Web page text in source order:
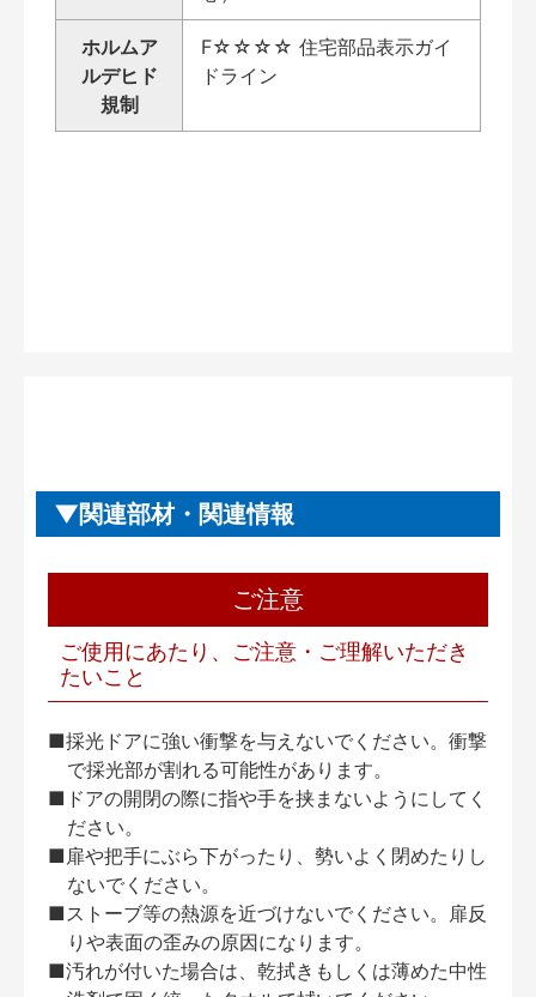
ホルムア
ルデヒド
規制
F☆☆☆☆ 住宅部品表示ガイ
ドライン
関連部材・関連情報
ご注意
ご使用にあたり、ご注意・ご理解いただき
たいこと
■採光ドアに強い衝撃を与えないでください。衝撃
で採光部が割れる可能性があります。
■ドアの開閉の際に指や手を挟まないようにしてく
ださい。
■扉や把手にぶら下がったり、勢いよく閉めたりし
ないでください。
■ストーブ等の熱源を近づけないでください。扉反
りや表面の歪みの原因になります。
■汚れが付いた場合は、乾拭きもしくは薄めた中性